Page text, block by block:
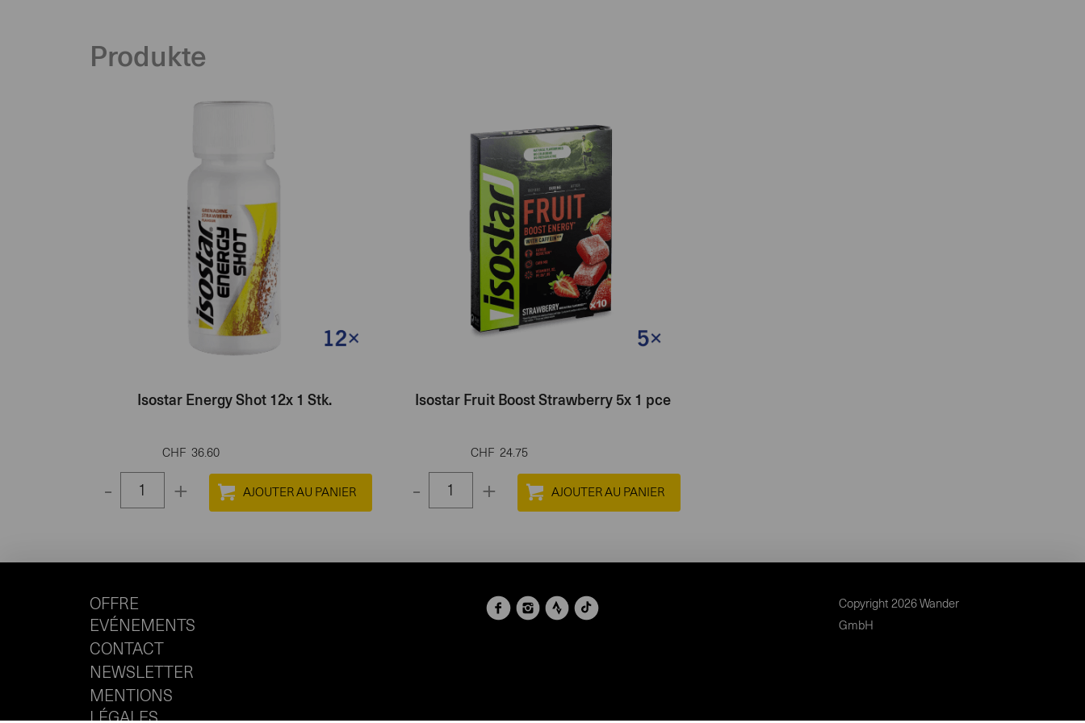
Produkte
Isostar Energy Shot 12x 1 Stk.
CHF 36.60
- +
Select
Isostar Fruit Boost Strawberry 5x 1 pce
CHF 24.75
- +
Select
100
OFFRE
EVÉNEMENTS
CONTACT
NEWSLETTER
MENTIONS
LÉGALES
Copyright 2026 Wander
GmbH